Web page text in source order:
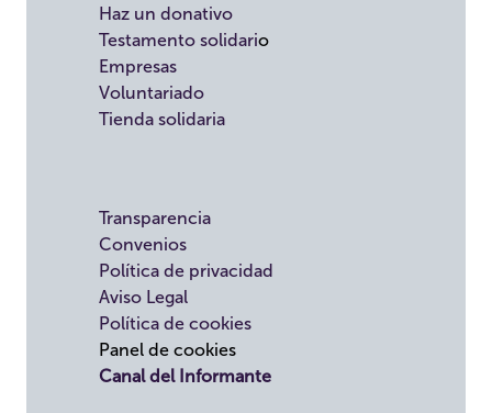
Transparencia
Convenios
Política de privacidad
Aviso Legal
Política de cookies
Panel de cookies
Canal del Informante
Haz un donativo
Testamento solidario
Empresas
Voluntariado
Tienda solidaria